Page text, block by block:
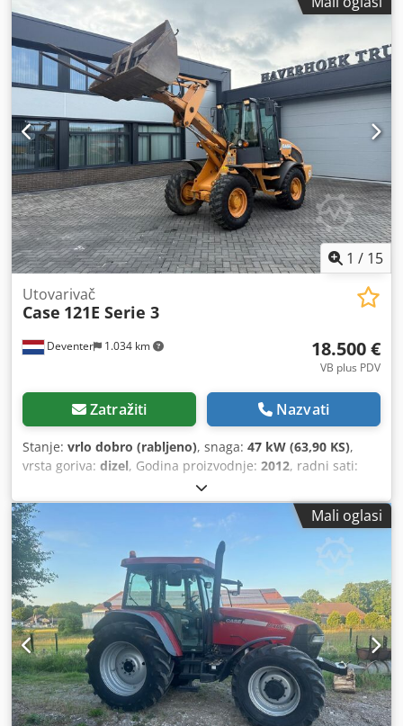
1 / 15
Deventer 1.034 km
Utovarivač
Case 121E Serie 3
18.500 €
VB plus PDV
Zatražiti Nazvati
Stanje: vrlo dobro (rabljeno), snaga: 47 kW (63,90 KS),
vrsta goriva: dizel, Godina proizvodnje: 2012, radni sati:
Mali oglasi